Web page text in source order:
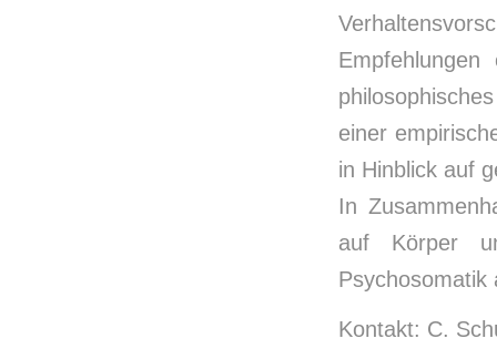
einer
in Hinblick auf
In
auf Körper
Psychosomatik
Kontakt: C.